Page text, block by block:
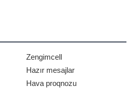
Zengimcell
Hazır mesajlar
Hava proqnozu